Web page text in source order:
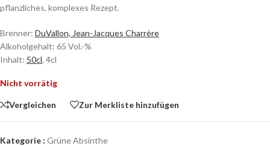
pflanzliches, komplexes Rezept.
Brenner: DuVallon, Jean-Jacques Charrère
Alkoholgehalt: 65 Vol.-%
Inhalt: 50cl, 4cl
Nicht vorrätig
Vergleichen Zur Merkliste hinzufügen
Kategorie : Grüne Absinthe